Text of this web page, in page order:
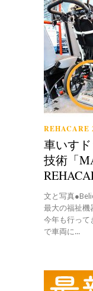
REHACARE
車いす
技術「
文と写真
最大の福祉機
今年も行っ
で車両に...